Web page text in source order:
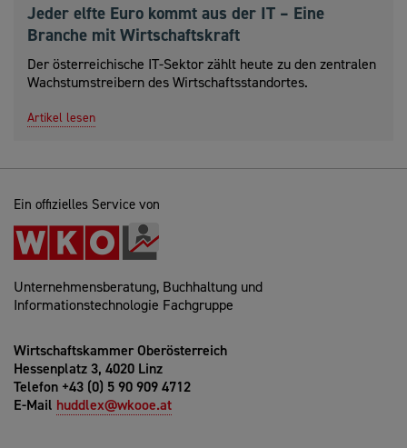
Jeder elfte Euro kommt aus der IT – Eine
Branche mit Wirtschaftskraft
Der österreichische IT-Sektor zählt heute zu den zentralen
Wachstumstreibern des Wirtschaftsstandortes.
Artikel lesen
Ein offizielles Service von
Unternehmensberatung, Buchhaltung und
Informationstechnologie Fachgruppe
Wirtschaftskammer Oberösterreich
Hessenplatz 3, 4020 Linz
Telefon +43 (0) 5 90 909 4712
E-Mail huddlex@wkooe.at